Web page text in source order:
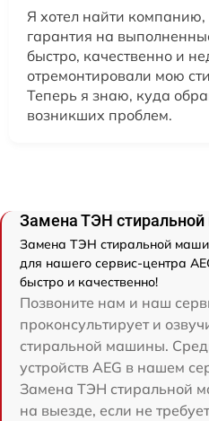
Я хотел найти
гарантия на
быстро, качественно и
отремонтировали мою
Теперь я знаю, куда
возникших проблем.
Замена ТЭН
Замена ТЭН стиральной
для нашего сервис-центра
быстро и качественно!
Позвоните нам и наш
проконсультирует и
стиральной машины.
устройств AEG в нашем
Замена ТЭН стиральной
на выезде, если не